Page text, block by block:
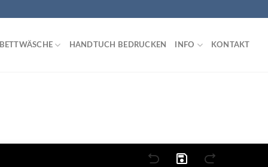
BETTWÄSCHE HANDTUCH BEDRUCKEN INFO KONTAKT